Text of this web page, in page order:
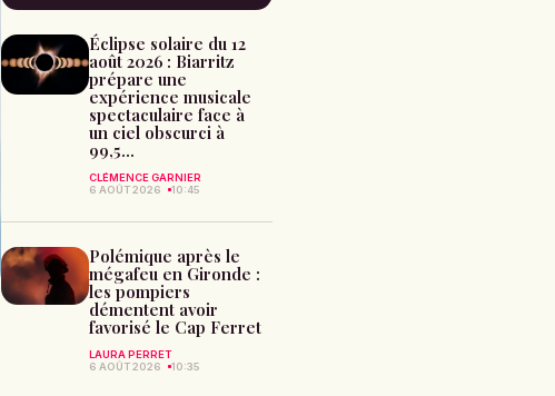
Éclipse solaire du 12
août 2026 : Biarritz
prépare une
expérience musicale
spectaculaire face à
un ciel obscurci à
99,5...
CLÉMENCE GARNIER
6 AOÛT 2026
10:45
Polémique après le
mégafeu en Gironde :
les pompiers
démentent avoir
favorisé le Cap Ferret
LAURA PERRET
6 AOÛT 2026
10:35